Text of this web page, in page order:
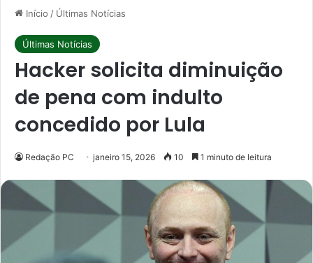
Início / Últimas Notícias
Últimas Notícias
Hacker solicita diminuição
de pena com indulto
concedido por Lula
Redação PC janeiro 15, 2026 10 1 minuto de leitura